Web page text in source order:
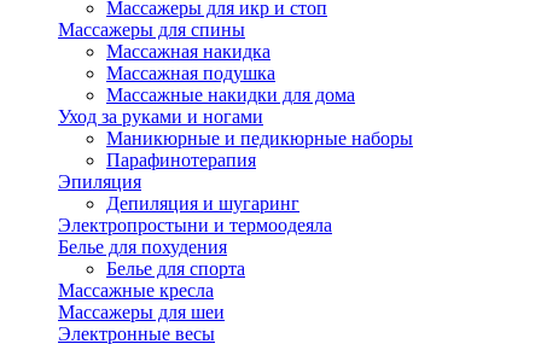
Массажеры для икр и стоп
Массажеры для спины
Массажная накидка
Массажная подушка
Массажные накидки для дома
Уход за руками и ногами
Маникюрные и педикюрные наборы
Парафинотерапия
Эпиляция
Депиляция и шугаринг
Электропростыни и термоодеяла
Белье для похудения
Белье для спорта
Массажные кресла
Массажеры для шеи
Электронные весы